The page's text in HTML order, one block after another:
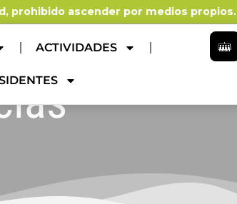
prohibido ascender por medios propios.
ACTIVIDADES